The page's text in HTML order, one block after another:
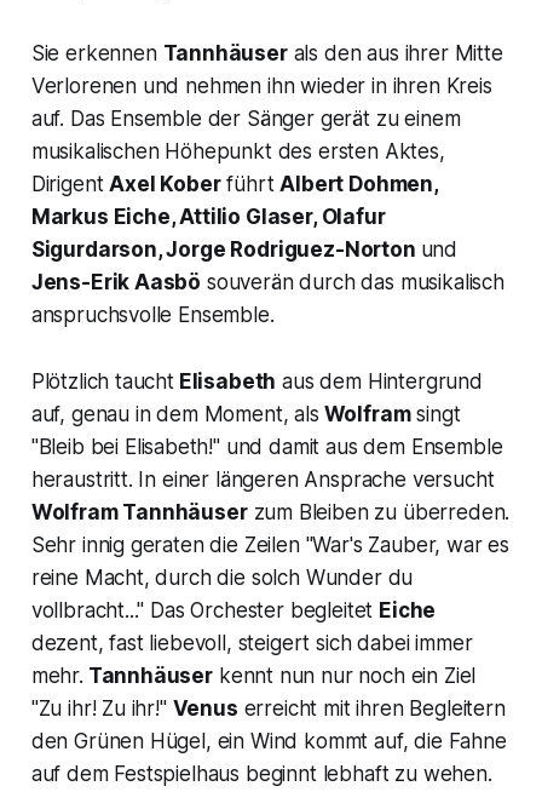
Sie erkennen Tannhäuserals den aus ihrer Mitte
Verlorenen und nehmen ihn wieder in ihren Kreis
auf. Das Ensemble der Sänger gerät zu einem
musikalischen Höhepunkt des ersten Aktes,
DirigentAxel KoberführtAlbert Dohmen,
Markus Eiche, Attilio Glaser, Olafur
Sigurdarson, Jorge Rodriguez-Norton und
Jens-Erik Aasbö souverän durch das musikalisch
anspruchsvolle Ensemble.
Plötzlich tauchtElisabeth aus dem Hintergrund
auf, genau in dem Moment, als Wolframsingt
"Bleib bei Elisabeth!" und damit aus dem Ensemble
heraustritt. In einer längeren Ansprache versucht
Wolfram Tannhäuser zum Bleiben zu überreden.
Sehr innig geraten die Zeilen "War's Zauber, war es
reine Macht, durch die solch Wunder du
vollbracht..." Das Orchester begleitet Eiche
dezent, fast liebevoll, steigert sich dabei immer
mehr. Tannhäuser kennt nun nur noch ein Ziel
"Zu ihr! Zu ihr!" Venus erreicht mit ihren Begleitern
den Grünen Hügel, ein Wind kommt auf, die Fahne
auf dem Festspielhaus beginnt lebhaft zu wehen.